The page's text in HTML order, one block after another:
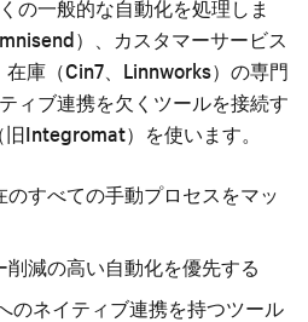
の一般的な自動化を処理しま
）、カスタマーサービス
在庫（Cin7、Linnworks）の専門
ィブ連携を欠くツールを接続す
Integromat）を使います。
すべての手動プロセスをマッ
減の高い自動化を優先する
のネイティブ連携を持つツール